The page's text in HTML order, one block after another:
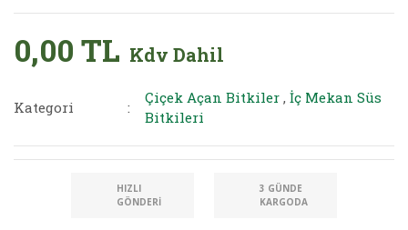
0,00 TL Kdv Dahil
Kategori
Çiçek Açan Bitkiler ,İç Mekan Süs
Bitkileri
HIZLI
GÖNDERI
3 GÜNDE
KARGODA